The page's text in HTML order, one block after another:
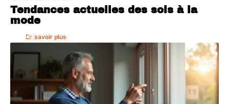
Tendances actuelles des sols à la
mode
En savoir plus